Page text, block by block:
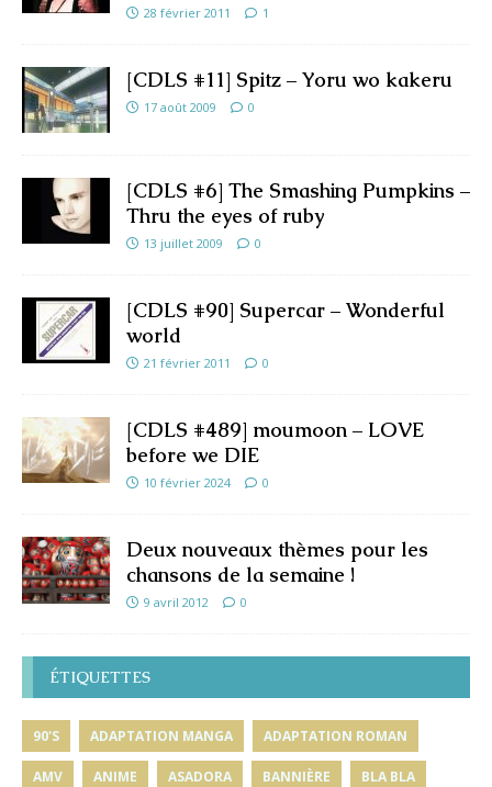
28 février 2011 1
[CDLS #11] Spitz – Yoru wo kakeru
17 août 2009 0
[CDLS #6] The Smashing Pumpkins –
Thru the eyes of ruby
13 juillet 2009 0
[CDLS #90] Supercar – Wonderful
world
21 février 2011 0
[CDLS #489] moumoon – LOVE
before we DIE
10 février 2024 0
Deux nouveaux thèmes pour les
chansons de la semaine !
9 avril 2012 0
ÉTIQUETTES
90'S ADAPTATION MANGA ADAPTATION ROMAN
AMV ANIME ASADORA BANNIÈRE BLA BLA